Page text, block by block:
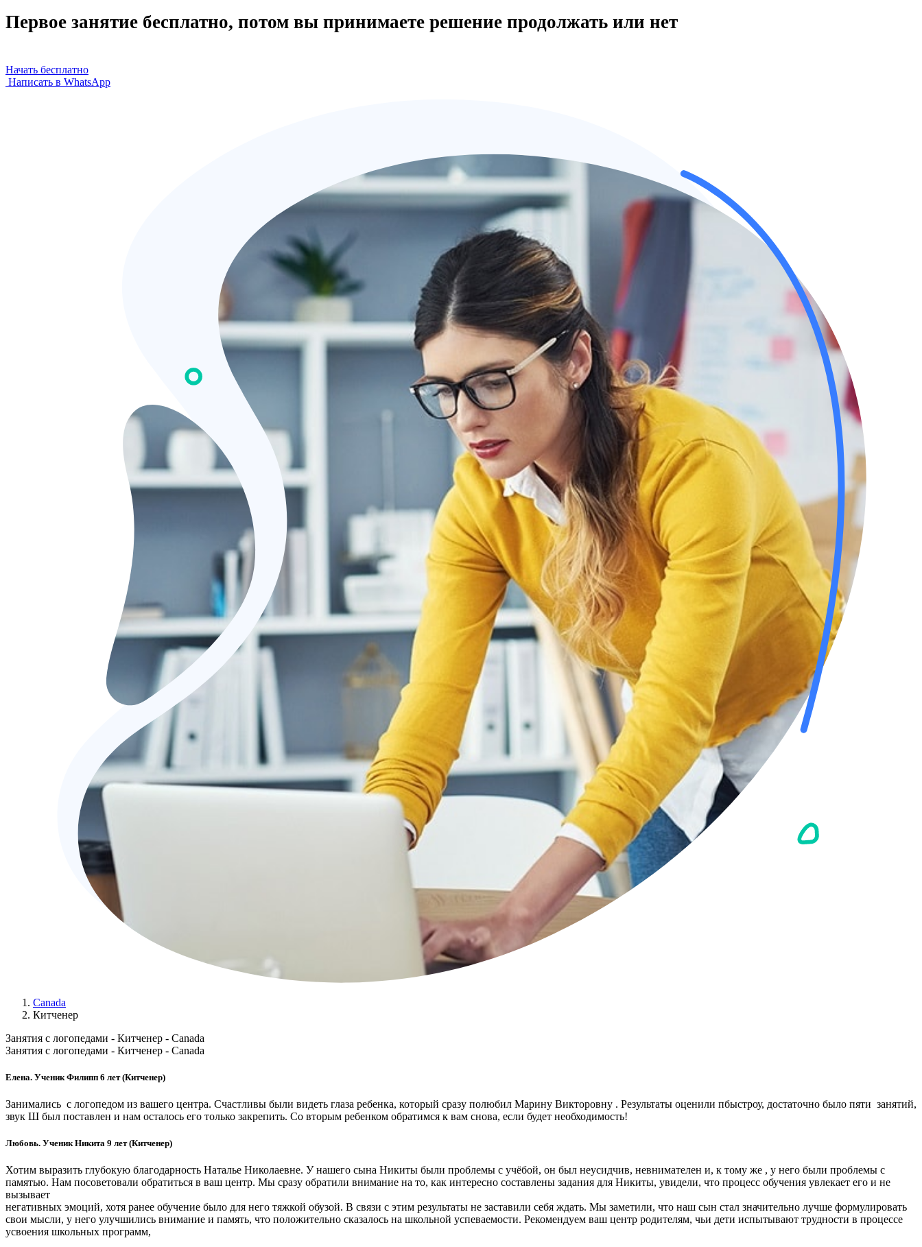
Первое занятие бесплатно, потом вы принимаете решение продолжать или нет
Начать бесплатно
Написать в WhatsApp
Canada
Китченер
Занятия с логопедами - Китченер - Canada
Занятия с логопедами - Китченер - Canada
Елена. Ученик Филипп 6 лет (Китченер)
Занимались с логопедом из вашего центра. Счастливы были видеть глаза ребенка, который сразу полюбил Марину Викторовну . Результаты оценили пбыстроу, достаточно было пяти занятий,
звук Ш был поставлен и нам осталось его только закрепить. Со вторым ребенком обратимся к вам снова, если будет необходимость!
Любовь. Ученик Никита 9 лет (Китченер)
Хотим выразить глубокую благодарность Наталье Николаевне. У нашего сына Никиты были проблемы с учёбой, он был неусидчив, невнимателен и, к тому же , у него были проблемы с
памятью. Нам посоветовали обратиться в ваш центр. Мы сразу обратили внимание на то, как интересно составлены задания для Никиты, увидели, что процесс обучения увлекает его и не
вызывает
негативных эмоций, хотя ранее обучение было для него тяжкой обузой. В связи с этим результаты не заставили себя ждать. Мы заметили, что наш сын стал значительно лучше формулировать
свои мысли, у него улучшились внимание и память, что положительно сказалось на школьной успеваемости. Рекомендуем ваш центр родителям, чьи дети испытывают трудности в процессе
усвоения школьных программ,